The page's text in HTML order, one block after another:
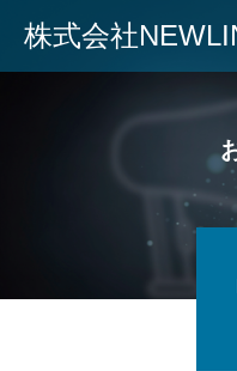
株式会社